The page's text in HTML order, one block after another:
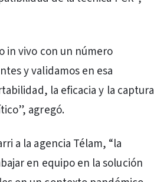
in vivo con un número
y validamos en esa
la eficacia y la captura
agregó.
a la agencia Télam, “la
en equipo en la solución